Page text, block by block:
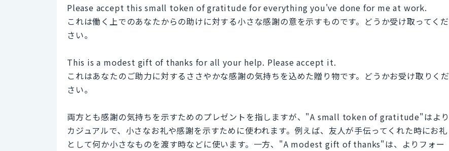
Please accept this small token of gratitude for everything you've done for me at work.
これは働く上でのあなたからの助けに対する小さな感謝の意を示すものです。どうか受け取ってくだ
さい。
This is a modest gift of thanks for all your help. Please accept it.
これはあなたのご助力に対するささやかな感謝の気持ちを込めた贈り物です。どうかお受け取りくだ
さい。
両方とも感謝の気持ちを示すためのプレゼントを指しますが、"A small token of gratitude"はより
カジュアルで、小さなお礼や感謝を示すために使われます。例えば、友人が手伝ってくれた時にお礼
として何か小さなものを渡す時などに使います。一方、"A modest gift of thanks"は、よりフォー